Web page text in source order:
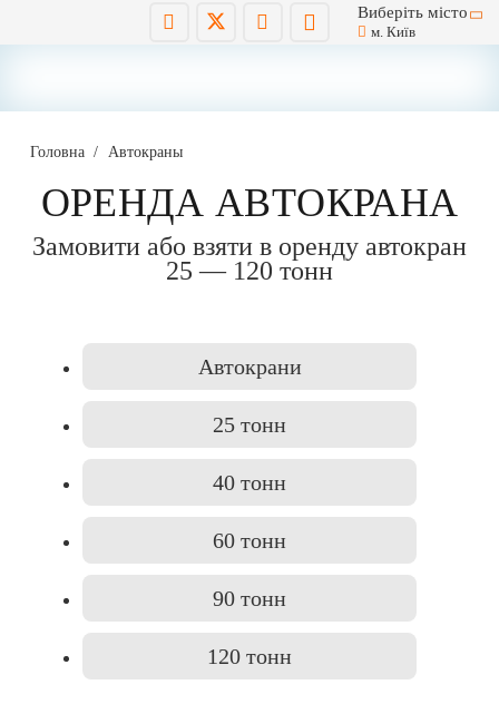
Виберіть місто
м. Київ
Головна / Автокраны
ОРЕНДА АВТОКРАНА
Замовити або взяти в оренду автокран
25 — 120 тонн
Автокрани
25 тонн
40 тонн
60 тонн
90 тонн
120 тонн